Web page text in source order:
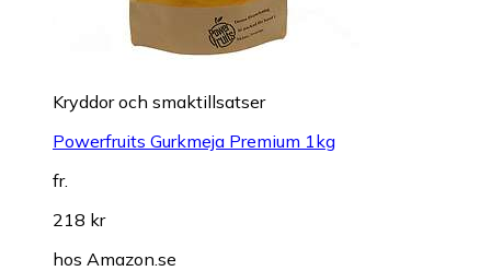
Kryddor och smaktillsatser
Powerfruits Gurkmeja Premium 1kg
fr.
218 kr
hos Amazon.se